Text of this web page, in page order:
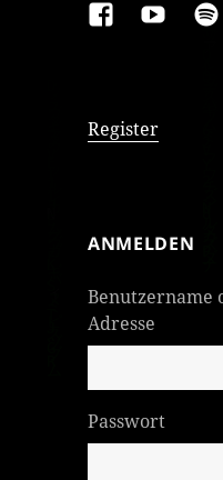
FAKEBOOK
YOUTUBE
Register
ANMELDEN
Benutzername
Adresse
Passwort